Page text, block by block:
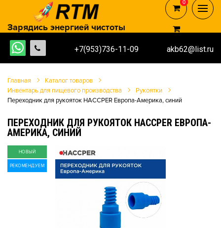
+7(953)736-11-09 akb62@list.ru
Зарядись энергией чистоты
0
0
Главная
Каталог товаров
Инвентарь для пищевого производства
Рукоятки
Переходник для рукояток HACCPER Европа-Америка, синий
ПЕРЕХОДНИК ДЛЯ РУКОЯТОК HACCPER ЕВРОПА-
АМЕРИКА, СИНИЙ
НОВЫЙ
РЕКОМЕНДУЕМ